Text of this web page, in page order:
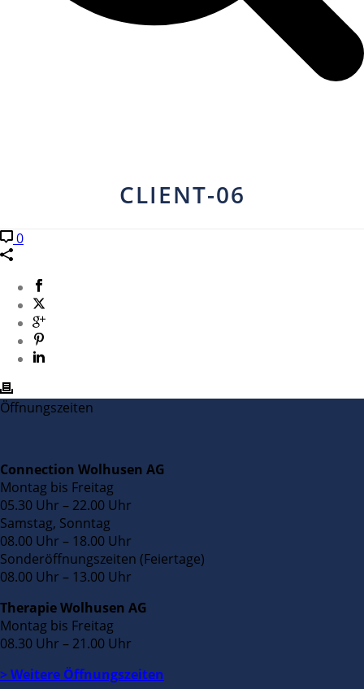
CLIENT-06
0
Öffnungszeiten
Connection Wolhusen AG
Montag bis Freitag
05.30 Uhr – 22.00 Uhr
Samstag, Sonntag
08.00 Uhr – 18.00 Uhr
Sonderöffnungszeiten (Feiertage)
08.00 Uhr – 13.00 Uhr
Therapie Wolhusen AG
Montag bis Freitag
08.30 Uhr – 21.00 Uhr
> Weitere Öffnungszeiten